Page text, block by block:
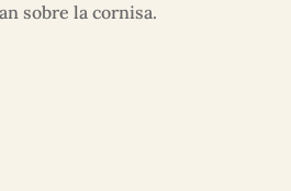
sobre la cornisa.